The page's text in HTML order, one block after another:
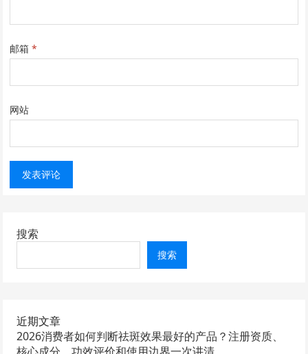
邮箱*
网站
搜索
搜索
近期文章
2026消费者如何判断祛斑效果最好的产品？注册资质、